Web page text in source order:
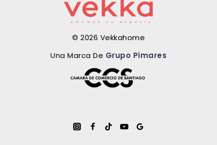
© 2026 Vekkahome
Una Marca De Grupo Pimares